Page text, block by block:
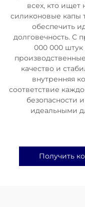
всех, кто
силиконовые капы
обеспечить
долговечность. С
000 000
качество и
внутренняя
соответствие
безопасности
идеальными
Получить